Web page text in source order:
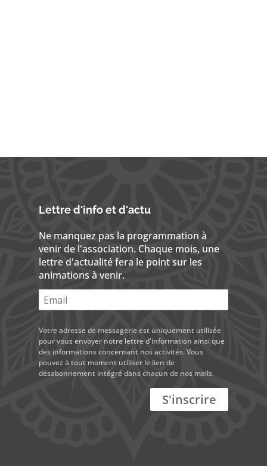
Lettre d'info et d'actu
Ne manquez pas la programmation à
venir de l'association. Chaque mois, une
lettre d'actualité fera le point sur les
animations à venir.
Votre adresse de messagerie est uniquement utilisée
pour vous envoyer notre lettre d'information ainsi que
des informations concernant nos activités. Vous
pouvez à tout moment utiliser le lien de
désabonnement intégré dans chacun de nos mails.